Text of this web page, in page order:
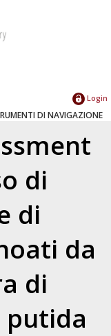
Login
DI NAVIGAZIONE
di
di
da
di
putida